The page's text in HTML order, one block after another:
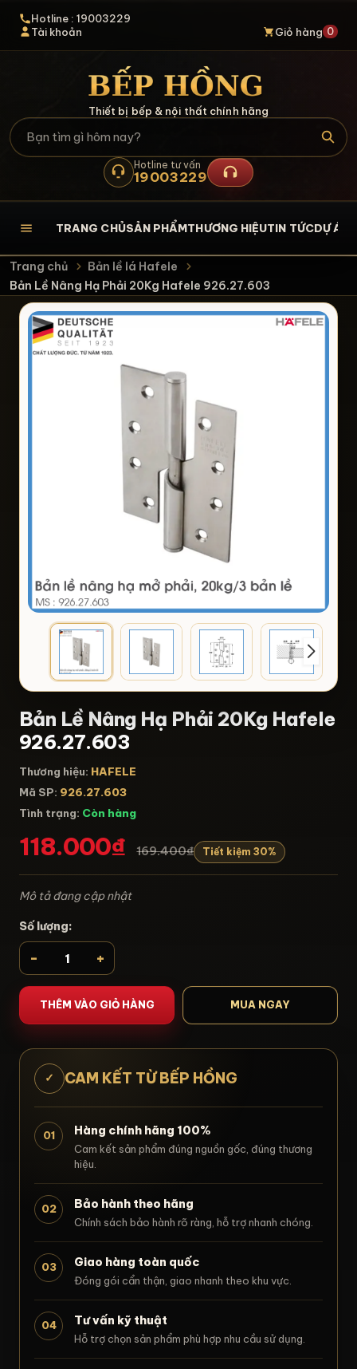
Hotline : 19003229
Tài khoản
Giỏ hàng 0
Thiết bị bếp & nội thất chính hãng
Hotline tư vấn
19003229
TRANG CHỦSẢN PHẨMTHƯƠNG HIỆUTIN TỨCDỰ ÁN
Trang chủ
Bản lề lá Hafele
Bản Lề Nâng Hạ Phải 20Kg Hafele 926.27.603
Bản Lề Nâng Hạ Phải 20Kg Hafele
926.27.603
Thương hiệu: HAFELE
Mã SP: 926.27.603
Tình trạng: Còn hàng
118.000₫ 169.400₫ Tiết kiệm 30%
Mô tả đang cập nhật
Số lượng:
- +
THÊM VÀO GIỎ HÀNG MUA NGAY
✓ CAM KẾT TỪ BẾP HỒNG
01 Hàng chính hãng 100%
Cam kết sản phẩm đúng nguồn gốc, đúng thương
hiệu.
02 Bảo hành theo hãng
Chính sách bảo hành rõ ràng, hỗ trợ nhanh chóng.
03 Giao hàng toàn quốc
Đóng gói cẩn thận, giao nhanh theo khu vực.
04 Tư vấn kỹ thuật
Hỗ trợ chọn sản phẩm phù hợp nhu cầu sử dụng.